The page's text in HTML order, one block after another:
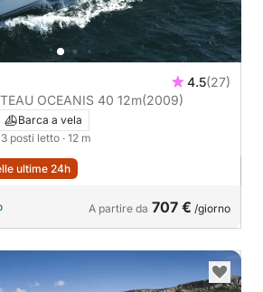
4.5(27)
OCEANIS 40 12m(2009)
Barca a vela
3 posti letto · 12 m
ultime 24h
A partire da 707 € /giorno